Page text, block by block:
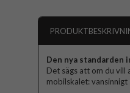
Den nya standarden
Det sägs att om du vill
mobilskalet: